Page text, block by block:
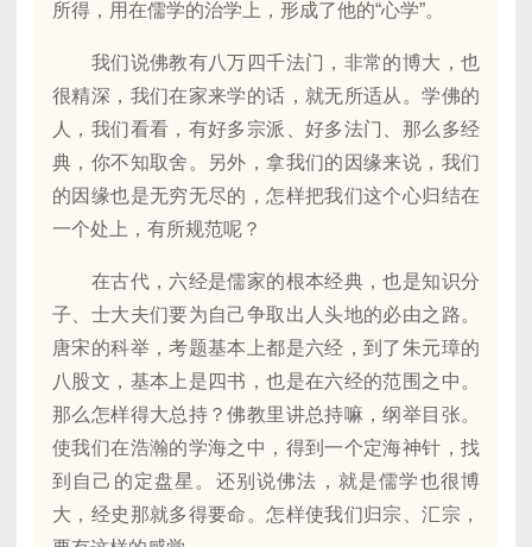
所得，用在儒学的治学上，形成了他的“心学”。
我们说佛教有八万四千法门，非常的博大，也
很精深，我们在家来学的话，就无所适从。学佛的
人，我们看看，有好多宗派、好多法门、那么多经
典，你不知取舍。另外，拿我们的因缘来说，我们
的因缘也是无穷无尽的，怎样把我们这个心归结在
一个处上，有所规范呢？
在古代，六经是儒家的根本经典，也是知识分
子、士大夫们要为自己争取出人头地的必由之路。
唐宋的科举，考题基本上都是六经，到了朱元璋的
八股文，基本上是四书，也是在六经的范围之中。
那么怎样得大总持？佛教里讲总持嘛，纲举目张。
使我们在浩瀚的学海之中，得到一个定海神针，找
到自己的定盘星。还别说佛法，就是儒学也很博
大，经史那就多得要命。怎样使我们归宗、汇宗，